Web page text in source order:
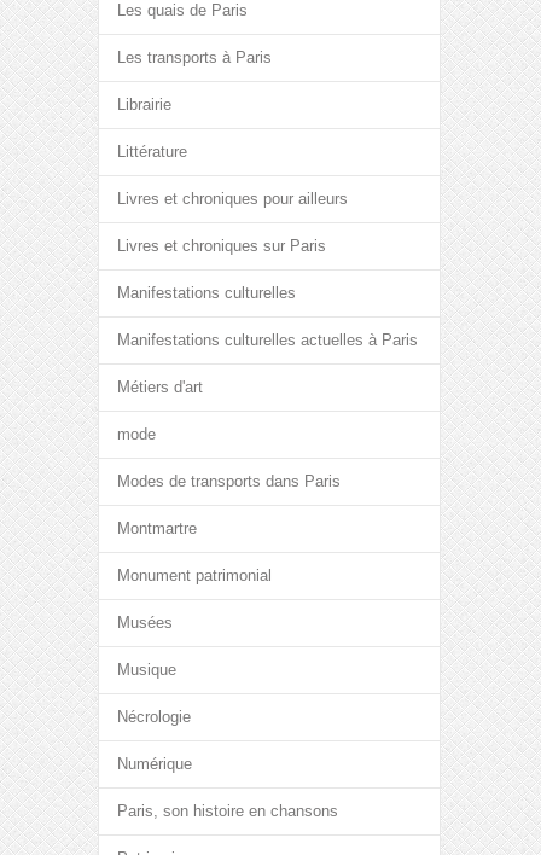
Les quais de Paris
Les transports à Paris
Librairie
Littérature
Livres et chroniques pour ailleurs
Livres et chroniques sur Paris
Manifestations culturelles
Manifestations culturelles actuelles à Paris
Métiers d'art
mode
Modes de transports dans Paris
Montmartre
Monument patrimonial
Musées
Musique
Nécrologie
Numérique
Paris, son histoire en chansons